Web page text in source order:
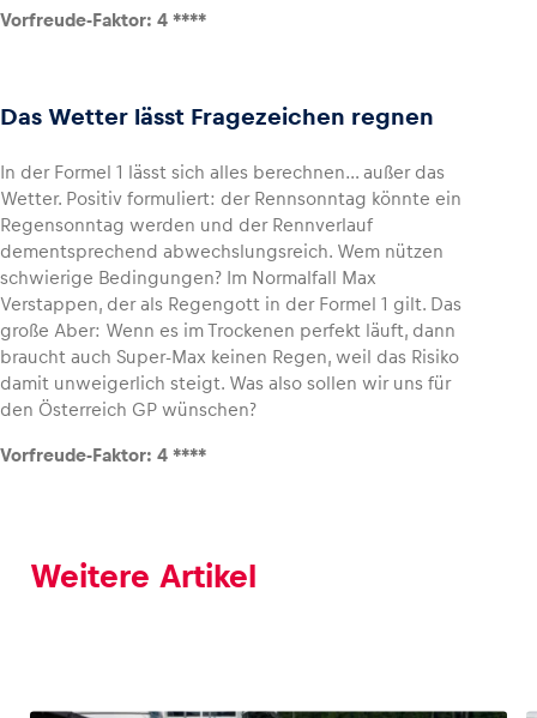
Vorfreude-Faktor: 4 ****
Das Wetter lässt Fragezeichen regnen
In der Formel 1 lässt sich alles berechnen… außer das
Wetter. Positiv formuliert: der Rennsonntag könnte ein
Regensonntag werden und der Rennverlauf
dementsprechend abwechslungsreich. Wem nützen
schwierige Bedingungen? Im Normalfall Max
Verstappen, der als Regengott in der Formel 1 gilt. Das
große Aber: Wenn es im Trockenen perfekt läuft, dann
braucht auch Super-Max keinen Regen, weil das Risiko
damit unweigerlich steigt. Was also sollen wir uns für
den Österreich GP wünschen?
Vorfreude-Faktor: 4 ****
Weitere Artikel